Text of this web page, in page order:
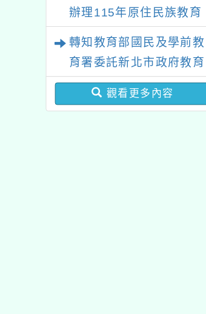
辦理115年原住民族教育
育國際趨勢與發展」
轉知教育部國民及學前教
育署委託新北市政府教育
局辦理「115年度教師專
業成長研習實施計畫－夢
觀看更多內容